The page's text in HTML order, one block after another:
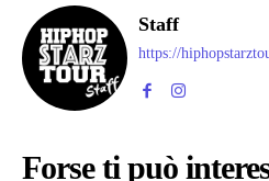
Staff
https://
Forse ti può